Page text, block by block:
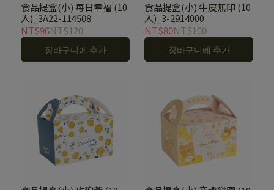
食品提盒(小) 每日幸福 (10
入)_3A22-114508
NT$96NT$120
장바구니에 추가
食品提盒(小) 牛皮無印 (10
入)_3-2914000
NT$80NT$100
장바구니에 추가